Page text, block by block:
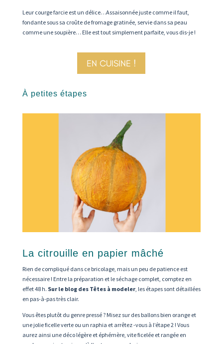
Leur courge farcie est un délice…Assaisonnée juste comme il faut,
fondante sous sa croûte de fromage gratinée, servie dans sa peau
comme une soupière… Elle est tout simplement parfaite, vous dis-je !
EN CUISINE !
À petites étapes
La citrouille en papier mâché
Rien de compliqué dans ce bricolage, mais un peu de patience est
nécessaire ! Entre la préparation et le séchage complet, comptez en
effet 48 h. Sur le blog des Têtes à modeler, les étapes sont détaillées
en pas-à-pas très clair.
Vous êtes plutôt du genre pressé ? Misez sur des ballons bien orange et
une jolie ficelle verte ou un raphia et arrêtez -vous à l’étape 2 ! Vous
aurez ainsi une déco légère et éphémère, vite ficelée et rangée en